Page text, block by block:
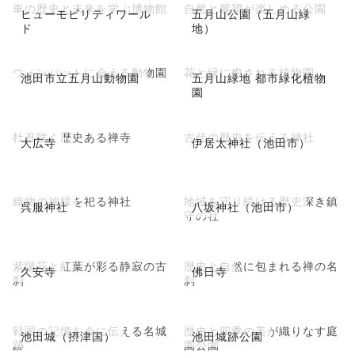
ヒューモビリティワール
ド
車の歴史と未来を学ぶ博物館
五月山公園（五月山緑
地）
自然と展望が楽しめる公園
池田市立五月山動物園
ウォンバットに会える動物園
五月山緑地 都市緑化植物
園
花と緑に癒される植物園
大広寺
牡丹咲く歴史ある禅寺 伊居太神社（池田市）
古代の歴史を伝える神社
呉服神社
織物の神様を祀る神社 八坂神社（池田市）
地域を守り続ける歴史深き鎮
守の社
久安寺
紫陽花と紅葉が彩る静寂の古
刹
佛日寺
歴史と自然に包まれる禅の名
刹
池田城（摂津国）
戦国の記憶を今に伝える名城
跡
池田城跡公園
歴史と四季の美が織りなす庭
園公園